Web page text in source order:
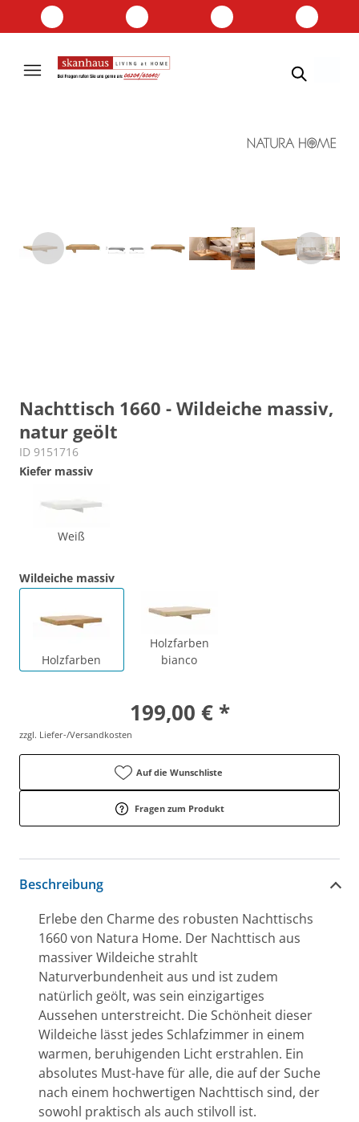
Nachttisch 1660 - Wildeiche massiv,
natur geölt
ID 9151716
Kiefer massiv
Weiß
Wildeiche massiv
Holzfarben
Holzfarben
bianco
199,00 € *
zzgl. Liefer-/Versandkosten
Auf die Wunschliste
Fragen zum Produkt
Beschreibung
Erlebe den Charme des robusten Nachttischs
1660 von Natura Home. Der Nachttisch aus
massiver Wildeiche strahlt
Naturverbundenheit aus und ist zudem
natürlich geölt, was sein einzigartiges
Aussehen unterstreicht. Die Schönheit dieser
Wildeiche lässt jedes Schlafzimmer in einem
warmen, beruhigenden Licht erstrahlen. Ein
absolutes Must-have für alle, die auf der Suche
nach einem hochwertigen Nachttisch sind, der
sowohl praktisch als auch stilvoll ist.